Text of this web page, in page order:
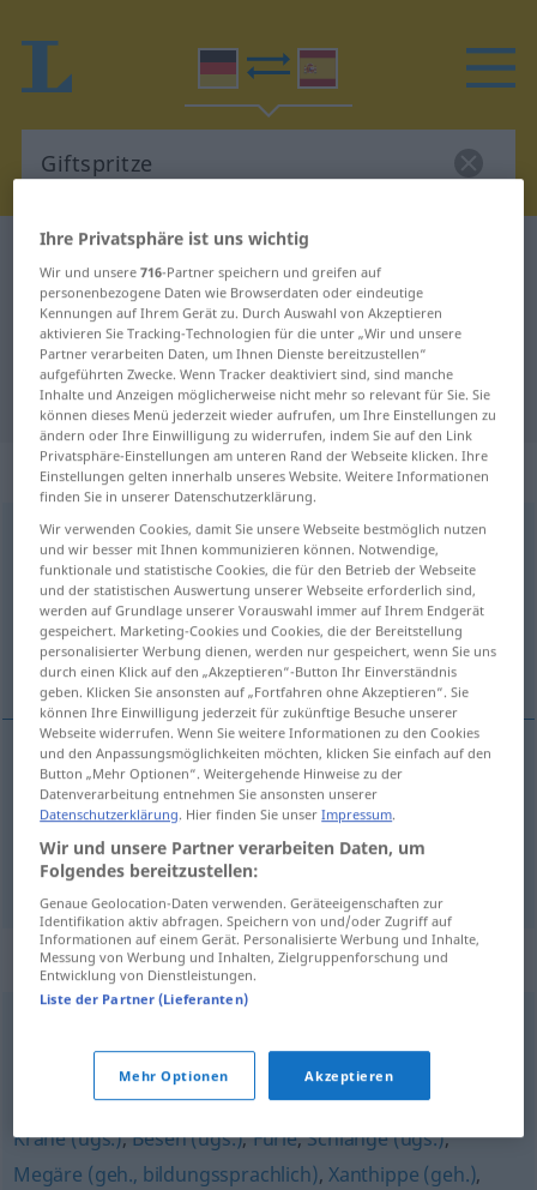
Deutsch-Spanisch Wörterbuch
Deutsch-Spanisch Übersetzung für
"Giftspritze"
"Giftspritze" Spanisch Übersetzung
„Giftspritze“: Femininum
Giftspritzef
Übersicht aller Übersetzungen
(Für mehr Details die Übersetzung anklicken/antippen)
inyección venenosa víbora
inyecciónfvenenosa Giftspritze
víboraf GiftspritzePerson
Synonyme für "Giftspritze"
Krähe (ugs.),Besen (ugs.),Furie,Schlange (ugs.),
Megäre (geh., bildungssprachlich), Xanthippe (geh.),
Ihre Privatsphäre ist uns wichtig
Wir und unsere716-Partner speichern und greifen auf
personenbezogene Daten wie Browserdaten oder eindeutige
Kennungen auf Ihrem Gerät zu. Durch Auswahl von Akzeptieren
aktivieren Sie Tracking-Technologien für die unter „Wir und unsere
Partner verarbeiten Daten, um Ihnen Dienste bereitzustellen“
aufgeführten Zwecke. Wenn Tracker deaktiviert sind, sind manche
Inhalte und Anzeigen möglicherweise nicht mehr so relevant für Sie. Sie
können dieses Menü jederzeit wieder aufrufen, um Ihre Einstellungen zu
ändern oder Ihre Einwilligung zu widerrufen, indem Sie auf den Link
Privatsphäre-Einstellungen am unteren Rand der Webseite klicken. Ihre
Einstellungen gelten innerhalb unseres Website. Weitere Informationen
finden Sie in unserer Datenschutzerklärung.
Wir verwenden Cookies, damit Sie unsere Webseite bestmöglich nutzen
und wir besser mit Ihnen kommunizieren können. Notwendige,
funktionale und statistische Cookies, die für den Betrieb der Webseite
und der statistischen Auswertung unserer Webseite erforderlich sind,
werden auf Grundlage unserer Vorauswahl immer auf Ihrem Endgerät
gespeichert. Marketing-Cookies und Cookies, die der Bereitstellung
personalisierter Werbung dienen, werden nur gespeichert, wenn Sie uns
durch einen Klick auf den „Akzeptieren“-Button Ihr Einverständnis
geben. Klicken Sie ansonsten auf „Fortfahren ohne Akzeptieren“. Sie
können Ihre Einwilligung jederzeit für zukünftige Besuche unserer
Webseite widerrufen. Wenn Sie weitere Informationen zu den Cookies
und den Anpassungsmöglichkeiten möchten, klicken Sie einfach auf den
Button „Mehr Optionen“. Weitergehende Hinweise zu der
Datenverarbeitung entnehmen Sie ansonsten unserer
Datenschutzerklärung. Hier finden Sie unserImpressum.
Wir und unsere Partner verarbeiten Daten, um
Folgendes bereitzustellen:
Genaue Geolocation-Daten verwenden. Geräteeigenschaften zur
Identifikation aktiv abfragen. Speichern von und/oder Zugriff auf
Informationen auf einem Gerät. Personalisierte Werbung und Inhalte,
Messung von Werbung und Inhalten, Zielgruppenforschung und
Entwicklung von Dienstleistungen.
Liste der Partner (Lieferanten)
Mehr Optionen Akzeptieren